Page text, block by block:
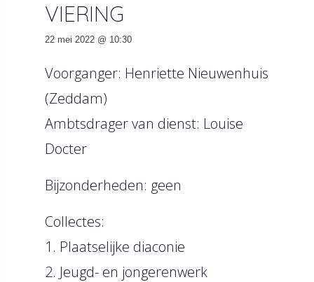
VIERING
22 mei 2022 @ 10:30
Voorganger: Henriette Nieuwenhuis
(Zeddam)
Ambtsdrager van dienst: Louise
Docter
Bijzonderheden: geen
Collectes:
1. Plaatselijke diaconie
2. Jeugd- en jongerenwerk